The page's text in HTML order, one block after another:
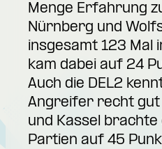
Menge Erfahrung
Nürnberg und
insgesamt 123 Mal
kam dabei auf 24
Auch die DEL2
Angreifer recht
und Kassel brachte
Partien auf 45